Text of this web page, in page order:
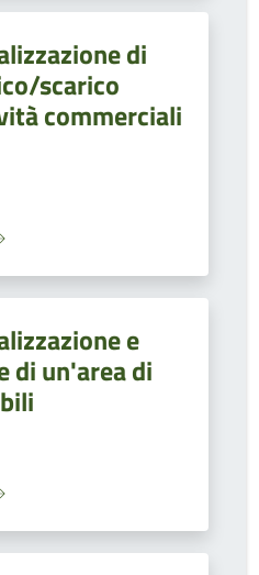
di
scarico
commerciali
e
di un'area di